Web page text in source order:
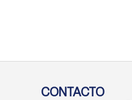
CONTACTO